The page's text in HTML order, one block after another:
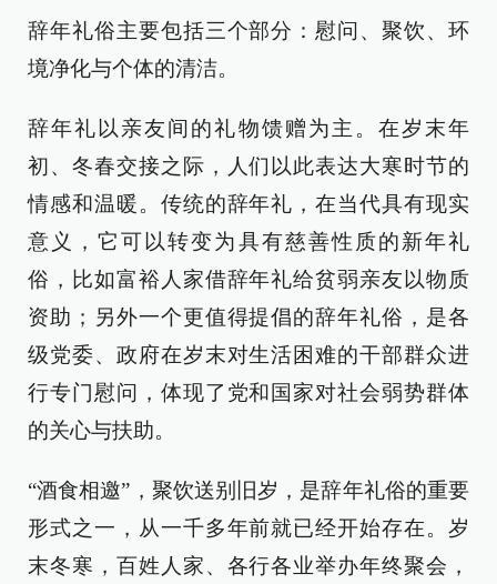
辞年礼俗主要包括三个部分：慰问、聚饮、环
境净化与个体的清洁。
辞年礼以亲友间的礼物馈赠为主。在岁末年
初、冬春交接之际，人们以此表达大寒时节的
情感和温暖。传统的辞年礼，在当代具有现实
意义，它可以转变为具有慈善性质的新年礼
俗，比如富裕人家借辞年礼给贫弱亲友以物质
资助；另外一个更值得提倡的辞年礼俗，是各
级党委、政府在岁末对生活困难的干部群众进
行专门慰问，体现了党和国家对社会弱势群体
的关心与扶助。
“酒食相邀”，聚饮送别旧岁，是辞年礼俗的重要
形式之一，从一千多年前就已经开始存在。岁
末冬寒，百姓人家、各行各业举办年终聚会，